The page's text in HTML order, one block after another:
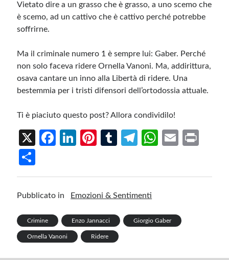
Vietato dire a un grasso che è grasso, a uno scemo che
è scemo, ad un cattivo che è cattivo perché potrebbe
soffrirne.
Ma il criminale numero 1 è sempre lui: Gaber. Perché
non solo faceva ridere Ornella Vanoni. Ma, addirittura,
osava cantare un inno alla Libertà di ridere. Una
bestemmia per i tristi difensori dell’ortodossia attuale.
Ti è piaciuto questo post? Allora condividilo!
X
Fa
o
k
Li
n
Pi
t
T
r
Te
m
W
p
E
h
ar
Pubblicato in Emozioni & Sentimenti
Crimine Enzo Jannacci Giorgio Gaber
Ornella Vanoni Ridere